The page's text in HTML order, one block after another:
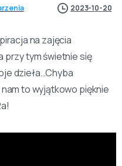
2023-10-20
na zajęcia
przy tym świetnie się
dzieła…Chyba
to wyjątkowo pięknie